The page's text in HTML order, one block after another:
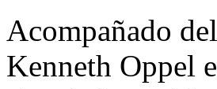
Acompañado
Kenneth Oppel